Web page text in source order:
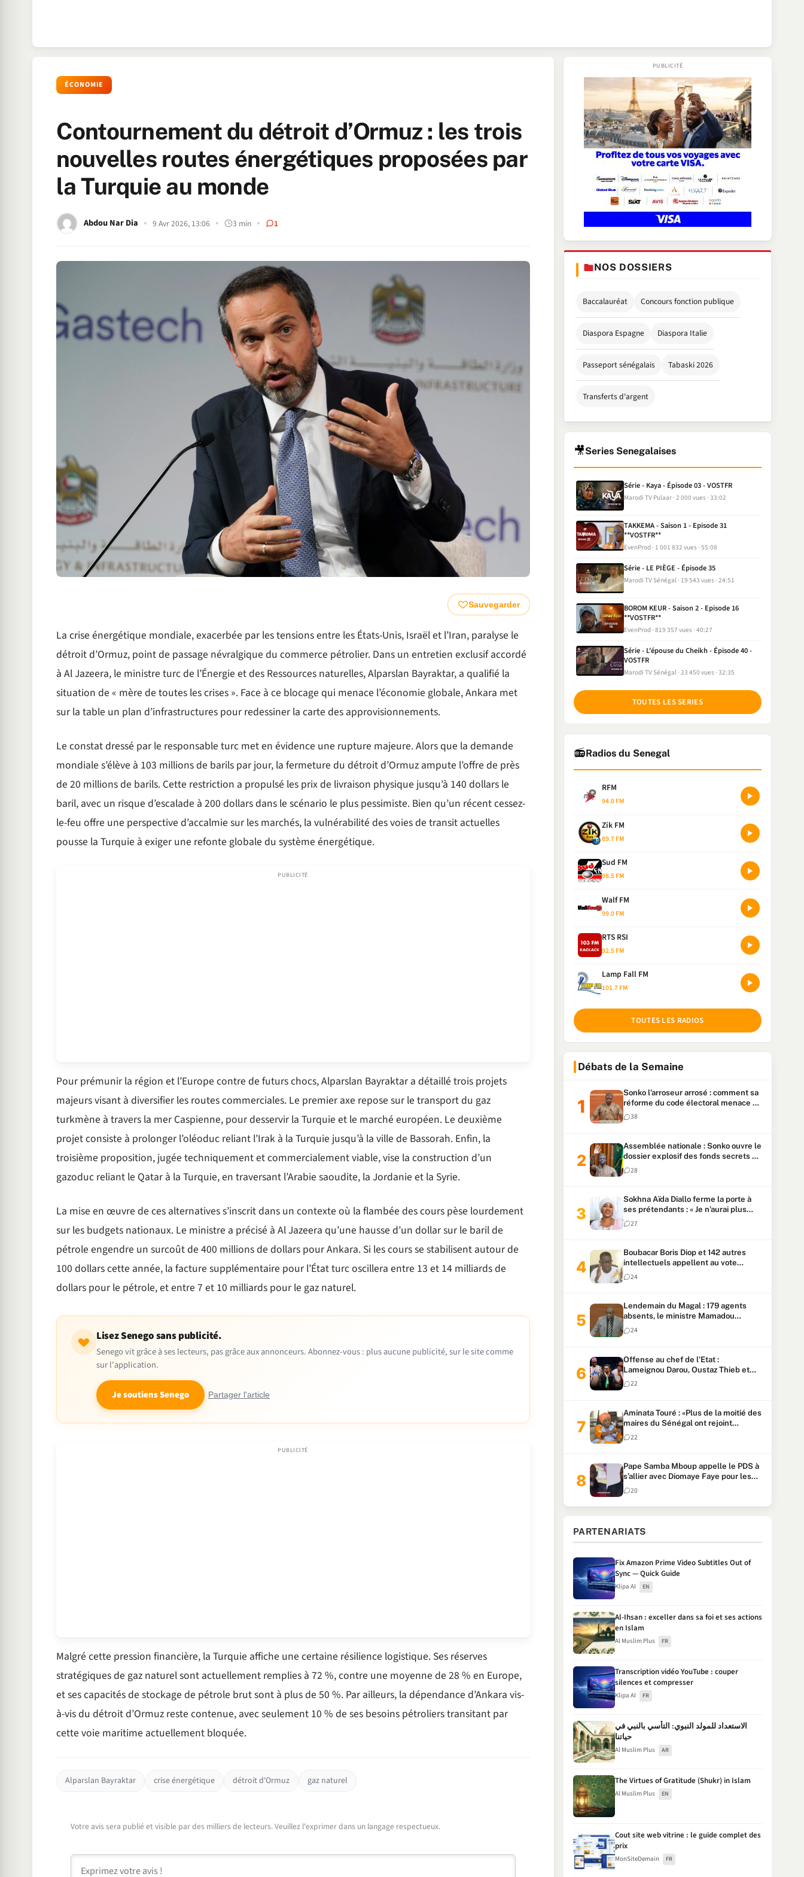
ÉCONOMIE
Contournement du détroit d’Ormuz : les trois
nouvelles routes énergétiques proposées par
la Turquie au monde
Abdou Nar Dia 9 Avr 2026, 13:06 3 min 1
Sauvegarder
La crise énergétique mondiale, exacerbée par les tensions entre les États-Unis, Israël et l’Iran, paralyse le
détroit d’Ormuz, point de passage névralgique du commerce pétrolier. Dans un entretien exclusif accordé
à Al Jazeera, le ministre turc de l’Énergie et des Ressources naturelles, Alparslan Bayraktar, a qualifié la
situation de « mère de toutes les crises ». Face à ce blocage qui menace l’économie globale, Ankara met
sur la table un plan d’infrastructures pour redessiner la carte des approvisionnements.
Le constat dressé par le responsable turc met en évidence une rupture majeure. Alors que la demande
mondiale s’élève à 103 millions de barils par jour, la fermeture du détroit d’Ormuz ampute l’offre de près
de 20 millions de barils. Cette restriction a propulsé les prix de livraison physique jusqu’à 140 dollars le
baril, avec un risque d’escalade à 200 dollars dans le scénario le plus pessimiste. Bien qu’un récent cessez-
le-feu offre une perspective d’accalmie sur les marchés, la vulnérabilité des voies de transit actuelles
pousse la Turquie à exiger une refonte globale du système énergétique.
Pour prémunir la région et l’Europe contre de futurs chocs, Alparslan Bayraktar a détaillé trois projets
majeurs visant à diversifier les routes commerciales. Le premier axe repose sur le transport du gaz
turkmène à travers la mer Caspienne, pour desservir la Turquie et le marché européen. Le deuxième
projet consiste à prolonger l’oléoduc reliant l’Irak à la Turquie jusqu’à la ville de Bassorah. Enfin, la
troisième proposition, jugée techniquement et commercialement viable, vise la construction d’un
gazoduc reliant le Qatar à la Turquie, en traversant l’Arabie saoudite, la Jordanie et la Syrie.
La mise en œuvre de ces alternatives s’inscrit dans un contexte où la flambée des cours pèse lourdement
sur les budgets nationaux. Le ministre a précisé à Al Jazeera qu’une hausse d’un dollar sur le baril de
pétrole engendre un surcoût de 400 millions de dollars pour Ankara. Si les cours se stabilisent autour de
100 dollars cette année, la facture supplémentaire pour l’État turc oscillera entre 13 et 14 milliards de
dollars pour le pétrole, et entre 7 et 10 milliards pour le gaz naturel.
Lisez Senego sans publicité.
Senego vit grâce à ses lecteurs, pas grâce aux annonceurs. Abonnez-vous : plus aucune publicité, sur le site comme
sur l'application.
Je soutiens Senego Partager l'article
Malgré cette pression financière, la Turquie affiche une certaine résilience logistique. Ses réserves
stratégiques de gaz naturel sont actuellement remplies à 72 %, contre une moyenne de 28 % en Europe,
et ses capacités de stockage de pétrole brut sont à plus de 50 %. Par ailleurs, la dépendance d’Ankara vis-
à-vis du détroit d’Ormuz reste contenue, avec seulement 10 % de ses besoins pétroliers transitant par
cette voie maritime actuellement bloquée.
Alparslan Bayraktar crise énergétique détroit d'Ormuz gaz naturel
Votre avis sera publié et visible par des milliers de lecteurs. Veuillez l'exprimer dans un langage respectueux.
NOS DOSSIERS
Baccalauréat Concours fonction publique
Diaspora Espagne Diaspora Italie
Passeport sénégalais Tabaski 2026
Transferts d'argent
🎥Series Senegalaises
Série - Kaya - Épisode 03 - VOSTFR
Marodi TV Pulaar 2 000 vues 33:02
TAKKEMA - Saison 1 - Episode 31
**VOSTFR**
EvenProd 1 001 832 vues 55:08
Série - LE PIÈGE - Épisode 35
Marodi TV Sénégal 19 543 vues 24:51
BOROM KEUR - Saison 2 - Episode 16
**VOSTFR**
EvenProd 819 357 vues 40:27
Série - L'épouse du Cheikh - Épisode 40 -
VOSTFR
Marodi TV Sénégal 23 450 vues 32:35
TOUTES LES SERIES
📻Radios du Senegal
RFM
94.0 FM
Zik FM
89.7 FM
Sud FM
98.5 FM
Walf FM
99.0 FM
RTS RSI
92.5 FM
Lamp Fall FM
101.7 FM
TOUTES LES RADIOS
Débats de la Semaine
Sonko l’arroseur arrosé : comment sa
réforme du code électoral menace sa
candidature
38
Assemblée nationale : Sonko ouvre le
dossier explosif des fonds secrets et
du patrimoine présidentiel
28
Sokhna Aïda Diallo ferme la porte à
ses prétendants : « Je n’aurai plus
jamais un autre mari »
27
Boubacar Boris Diop et 142 autres
intellectuels appellent au vote
urgent de la révision
constitutionnelle
24
Lendemain du Magal : 179 agents
absents, le ministre Mamadou
Lamine Dianté exige des explications
24
Offense au chef de l’Etat :
Lameignou Darou, Oustaz Thieb et
Ndiaye Touba lourdement
condamnés
22
Aminata Touré : «Plus de la moitié des
maires du Sénégal ont rejoint
Kiiraay»
22
Pape Samba Mboup appelle le PDS à
s’allier avec Diomaye Faye pour les
locales et tacle Sonko
20
PARTENARIATS
Fix Amazon Prime Video Subtitles Out of
Sync — Quick Guide
Klipa AI EN
Al-Ihsan : exceller dans sa foi et ses actions
en Islam
Al Muslim Plus FR
Transcription vidéo YouTube : couper
silences et compresser
Klipa AI FR
الاستعداد للمولد النبوي: التأسي بالنبي في
حياتنا
Al Muslim Plus AR
The Virtues of Gratitude (Shukr) in Islam
Al Muslim Plus EN
Cout site web vitrine : le guide complet des
prix
MonSiteDemain FR